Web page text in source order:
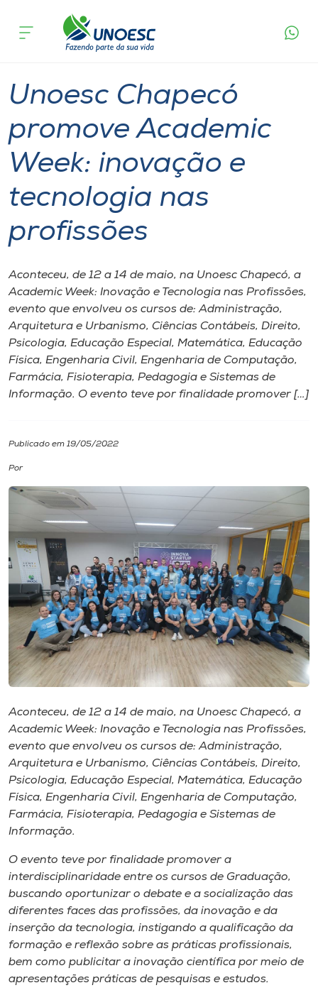
Cursos
Atendimento ao Estudante
Portal de Ensino
A
Internacionalização
I.nova
Diplomados
Biblioteca
Editora
Rádio
Museu
Unoesc
Store
Selecione
o idioma
A-
acontece
Unoesc Chapecó
promove Academic
Week: inovação e
tecnologia nas
profissões
Aconteceu, de 12 a 14 de maio, na Unoesc Chapecó, a
Academic Week: Inovação e Tecnologia nas Profissões,
evento que envolveu os cursos de: Administração,
Arquitetura e Urbanismo, Ciências Contábeis, Direito,
Psicologia, Educação Especial, Matemática, Educação
Física, Engenharia Civil, Engenharia de Computação,
Farmácia, Fisioterapia, Pedagogia e Sistemas de
Informação. O evento teve por finalidade promover […]
Publicado em 19/05/2022
Por
Aconteceu, de 12 a 14 de maio, na Unoesc Chapecó, a
Academic Week: Inovação e Tecnologia nas Profissões,
evento que envolveu os cursos de: Administração,
Arquitetura e Urbanismo, Ciências Contábeis, Direito,
Psicologia, Educação Especial, Matemática, Educação
Física, Engenharia Civil, Engenharia de Computação,
Farmácia, Fisioterapia, Pedagogia e Sistemas de
Informação.
O evento teve por finalidade promover a
interdisciplinaridade entre os cursos de Graduação,
buscando oportunizar o debate e a socialização das
diferentes faces das profissões, da inovação e da
inserção da tecnologia, instigando a qualificação da
formação e reflexão sobre as práticas profissionais,
bem como publicitar a inovação científica por meio de
apresentações práticas de pesquisas e estudos.